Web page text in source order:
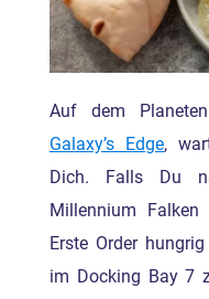
Auf dem
Galaxy’s Edge,
Dich. Falls Du
Millennium
Erste Order
im Docking Bay 7